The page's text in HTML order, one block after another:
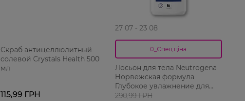
Скраб антицеллюлитный
солевой Crystals Health 500
мл
115,99 ГРН
27 07 - 23 08
0_Спец.ціна
Лосьон для тела Neutrogena
Норвежская формула
Глубокое увлажнение для
сухой кожи 250 мл
290,99 ГРН